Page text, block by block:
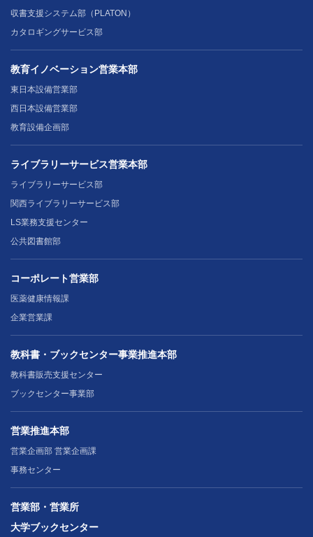
収書支援システム部（PLATON）
カタロギングサービス部
教育イノベーション営業本部
東日本設備営業部
西日本設備営業部
教育設備企画部
ライブラリーサービス営業本部
ライブラリーサービス部
関西ライブラリーサービス部
LS業務支援センター
公共図書館部
コーポレート営業部
医薬健康情報課
企業営業課
教科書・ブックセンター事業推進本部
教科書販売支援センター
ブックセンター事業部
営業推進本部
営業企画部 営業企画課
事務センター
営業部・営業所
大学ブックセンター